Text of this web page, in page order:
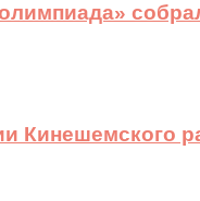
Кинешемского